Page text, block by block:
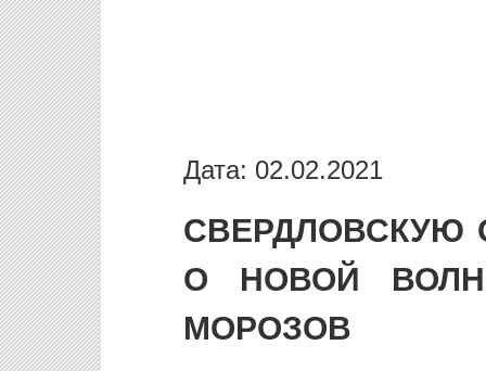
Дата: 02.02.2021
СВЕРДЛОВСКУЮ
О НОВОЙ
МОРОЗОВ